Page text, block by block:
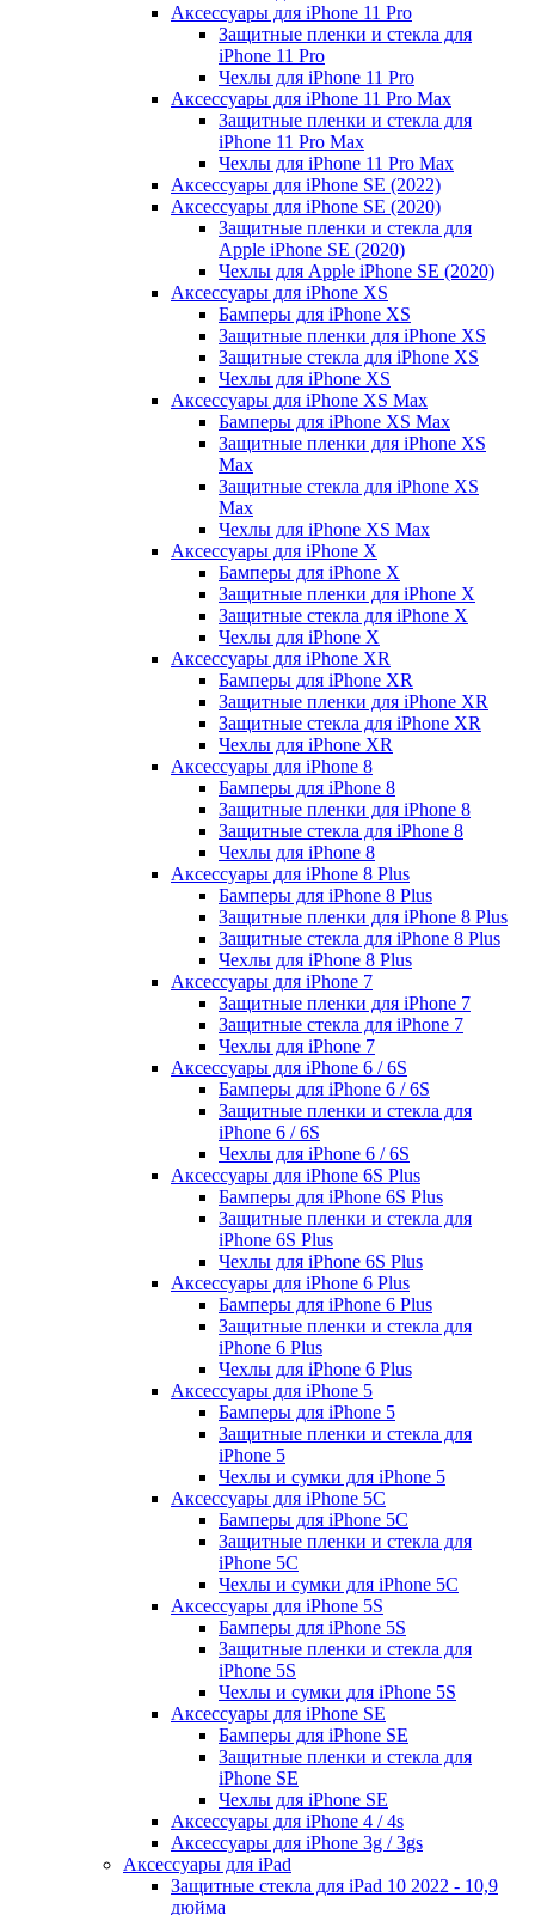
Аксессуары для iPhone 11 Pro
Защитные пленки и стекла для
iPhone 11 Pro
Чехлы для iPhone 11 Pro
Аксессуары для iPhone 11 Pro Max
Защитные пленки и стекла для
iPhone 11 Pro Max
Чехлы для iPhone 11 Pro Max
Аксессуары для iPhone SE (2022)
Аксессуары для iPhone SE (2020)
Защитные пленки и стекла для
Apple iPhone SE (2020)
Чехлы для Apple iPhone SE (2020)
Аксессуары для iPhone ХS
Бамперы для iPhone ХS
Защитные пленки для iPhone ХS
Защитные стекла для iPhone ХS
Чехлы для iPhone ХS
Аксессуары для iPhone ХS Max
Бамперы для iPhone XS Max
Защитные пленки для iPhone XS
Max
Защитные стекла для iPhone XS
Max
Чехлы для iPhone XS Max
Аксессуары для iPhone X
Бамперы для iPhone X
Защитные пленки для iPhone X
Защитные стекла для iPhone X
Чехлы для iPhone X
Аксессуары для iPhone XR
Бамперы для iPhone XR
Защитные пленки для iPhone XR
Защитные стекла для iPhone XR
Чехлы для iPhone XR
Аксессуары для iPhone 8
Бамперы для iPhone 8
Защитные пленки для iPhone 8
Защитные стекла для iPhone 8
Чехлы для iPhone 8
Аксессуары для iPhone 8 Plus
Бамперы для iPhone 8 Plus
Защитные пленки для iPhone 8 Plus
Защитные стекла для iPhone 8 Plus
Чехлы для iPhone 8 Plus
Аксессуары для iPhone 7
Защитные пленки для iPhone 7
Защитные стекла для iPhone 7
Чехлы для iPhone 7
Аксессуары для iPhone 6 / 6S
Бамперы для iPhone 6 / 6S
Защитные пленки и стекла для
iPhone 6 / 6S
Чехлы для iPhone 6 / 6S
Аксессуары для iPhone 6S Plus
Бамперы для iPhone 6S Plus
Защитные пленки и стекла для
iPhone 6S Plus
Чехлы для iPhone 6S Plus
Аксессуары для iPhone 6 Plus
Бамперы для iPhone 6 Plus
Защитные пленки и стекла для
iPhone 6 Plus
Чехлы для iPhone 6 Plus
Аксессуары для iPhone 5
Бамперы для iPhone 5
Защитные пленки и стекла для
iPhone 5
Чехлы и сумки для iPhone 5
Аксессуары для iPhone 5C
Бамперы для iPhone 5C
Защитные пленки и стекла для
iPhone 5C
Чехлы и сумки для iPhone 5C
Аксессуары для iPhone 5S
Бамперы для iPhone 5S
Защитные пленки и стекла для
iPhone 5S
Чехлы и сумки для iPhone 5S
Аксессуары для iPhone SE
Бамперы для iPhone SE
Защитные пленки и стекла для
iPhone SE
Чехлы для iPhone SE
Аксессуары для iPhone 4 / 4s
Аксессуары для iPhone 3g / 3gs
Аксессуары для iPad
Защитные стекла для iPad 10 2022 - 10,9
дюйма